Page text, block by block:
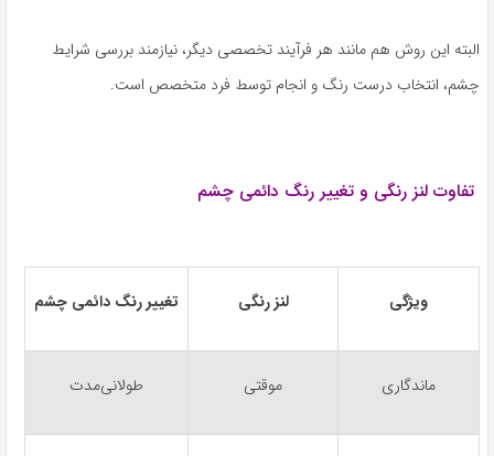
البته این روش هم مانند هر فرآیند تخصصی دیگر، نیازمند بررسی شرایط
چشم، انتخاب درست رنگ و انجام توسط فرد متخصص است.
تفاوت لنز رنگی و تغییر رنگ دائمی چشم
ویژگی لنز رنگی تغییر رنگ دائمی چشم
ماندگاری موقتی طولانی‌مدت